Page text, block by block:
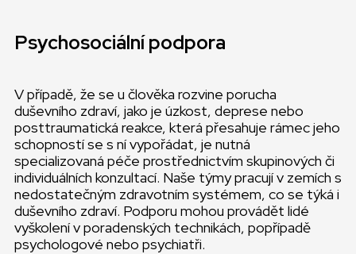
Psychosociální podpora
V případě, že se u člověka rozvine porucha
duševního zdraví, jako je úzkost, deprese nebo
posttraumatická reakce, která přesahuje rámec jeho
schopností se s ní vypořádat, je nutná
specializovaná péče prostřednictvím skupinových či
individuálních konzultací. Naše týmy pracují v zemích s
nedostatečným zdravotním systémem, co se týká i
duševního zdraví. Podporu mohou provádět lidé
vyškolení v poradenských technikách, popřípadě
psychologové nebo psychiatři.